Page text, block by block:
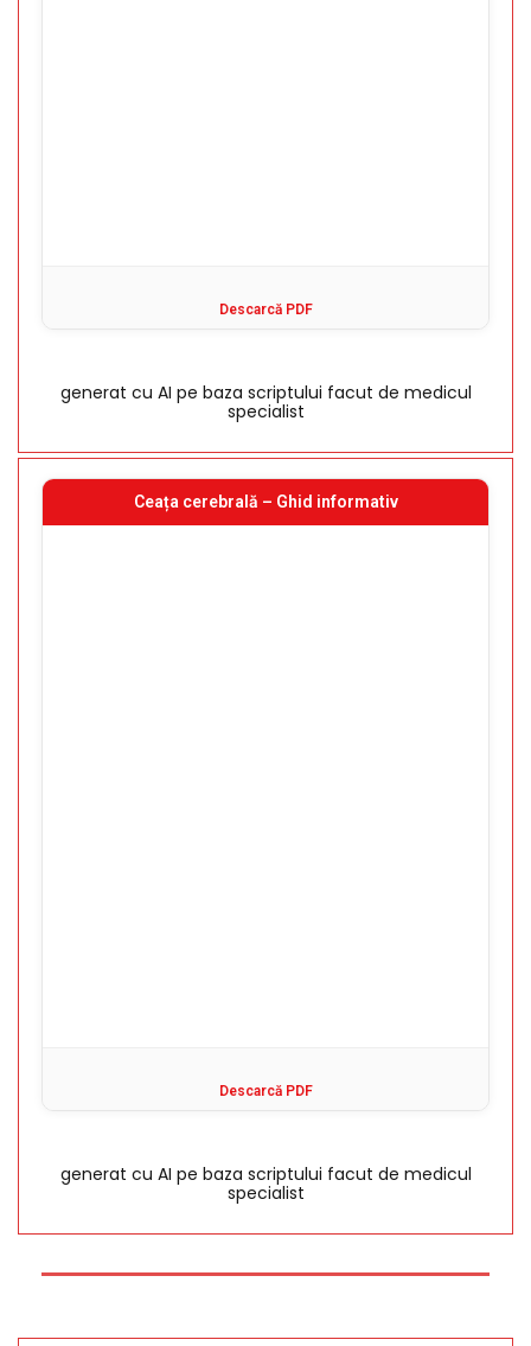
Descarcă PDF
generat cu AI pe baza scriptului facut de medicul
specialist
Ceața cerebrală – Ghid informativ
Descarcă PDF
generat cu AI pe baza scriptului facut de medicul
specialist